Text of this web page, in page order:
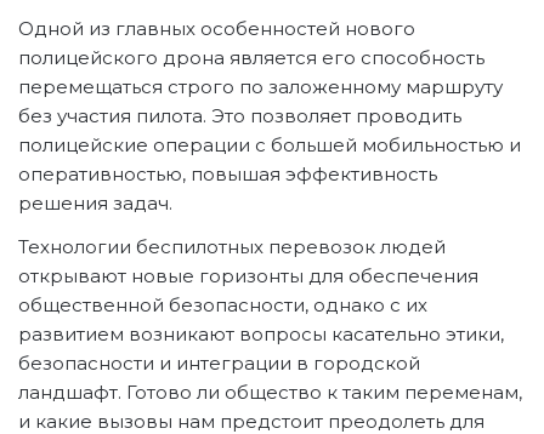
Одной из главных особенностей нового
полицейского дрона является его способность
перемещаться строго по заложенному маршруту
без участия пилота. Это позволяет проводить
полицейские операции с большей мобильностью и
оперативностью, повышая эффективность
решения задач.
Технологии беспилотных перевозок людей
открывают новые горизонты для обеспечения
общественной безопасности, однако с их
развитием возникают вопросы касательно этики,
безопасности и интеграции в городской
ландшафт. Готово ли общество к таким переменам,
и какие вызовы нам предстоит преодолеть для